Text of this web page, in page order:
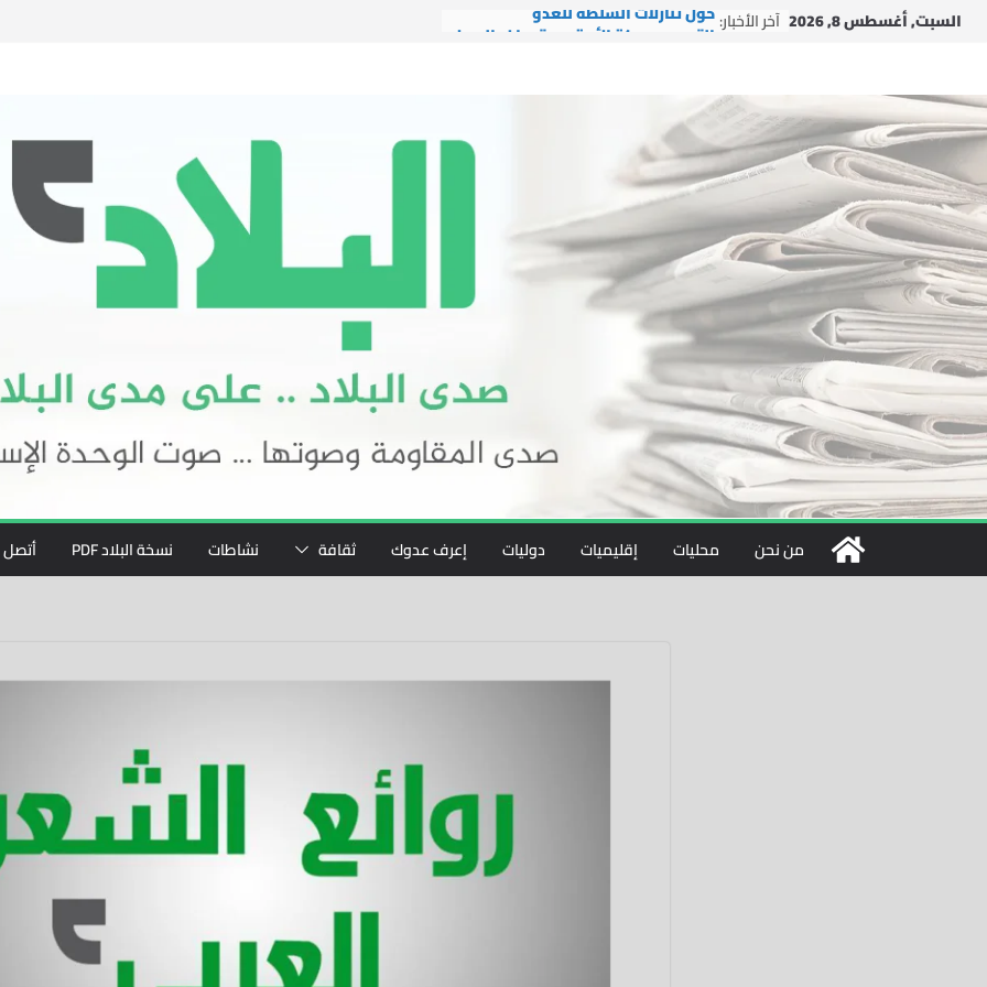
Skipالسبت, أغسطس 8, 2026 آخر الأخبار:حول تنازلات السلطة للعدو
“لبنانيون ضد التطبيع”
دار الشيخ جبري القرآنية تطلق شعار
دورتها الصيفية العاشرة: “بالقرآن
نبني جيل النصر والتمكين”
التجمع يستقبل وفداً من العتبة
الرضوية المقدسة
من نحن محليات إقليميات دوليات إعرف عدوك ثقافة نشاطات نسخة البلاد PDF أتصل